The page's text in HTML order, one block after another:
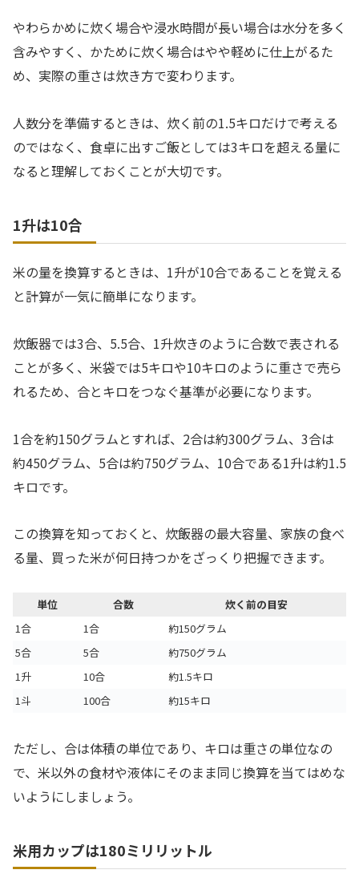
やわらかめに炊く場合や浸水時間が長い場合は水分を多く
含みやすく、かために炊く場合はやや軽めに仕上がるた
め、実際の重さは炊き方で変わります。
人数分を準備するときは、炊く前の1.5キロだけで考える
のではなく、食卓に出すご飯としては3キロを超える量に
なると理解しておくことが大切です。
1升は10合
米の量を換算するときは、1升が10合であることを覚える
と計算が一気に簡単になります。
炊飯器では3合、5.5合、1升炊きのように合数で表される
ことが多く、米袋では5キロや10キロのように重さで売ら
れるため、合とキロをつなぐ基準が必要になります。
1合を約150グラムとすれば、2合は約300グラム、3合は
約450グラム、5合は約750グラム、10合である1升は約1.5
キロです。
この換算を知っておくと、炊飯器の最大容量、家族の食べ
る量、買った米が何日持つかをざっくり把握できます。
単位 合数
炊く前の目安
1合
1合
約150グラム
5合
5合
約750グラム
1升
10合
約1.5キロ
1斗
100合 約15キロ
ただし、合は体積の単位であり、キロは重さの単位なの
で、米以外の食材や液体にそのまま同じ換算を当てはめな
いようにしましょう。
米用カップは180ミリリットル